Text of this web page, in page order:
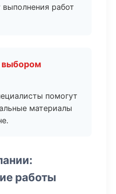
выполнения работ
выбором
помогут
материалы
работы